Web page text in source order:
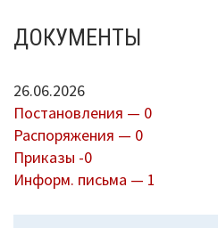
ДОКУМЕНТЫ
26.06.2026
Постановления — 0
Распоряжения — 0
Приказы -0
Информ. письма — 1